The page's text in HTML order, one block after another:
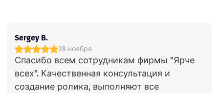
Sergey B.
28 ноября
Спасибо всем сотрудникам фирмы "Ярче
всех". Качественная консультация и
создание ролика, выполняют все